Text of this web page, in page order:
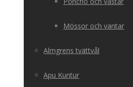
Mössor och vantar
Almgrens tvättvål
Apu Kuntur